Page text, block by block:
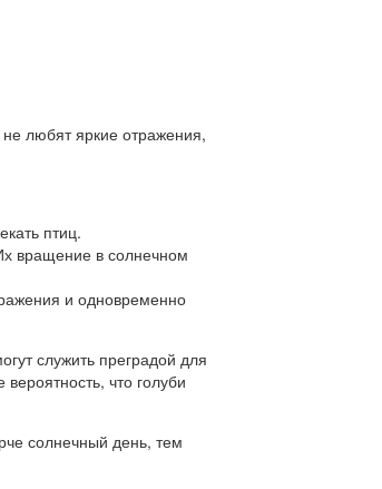
любят яркие отражения,
птиц.
вращение в солнечном
и одновременно
служить преградой для
что голуби
солнечный день, тем